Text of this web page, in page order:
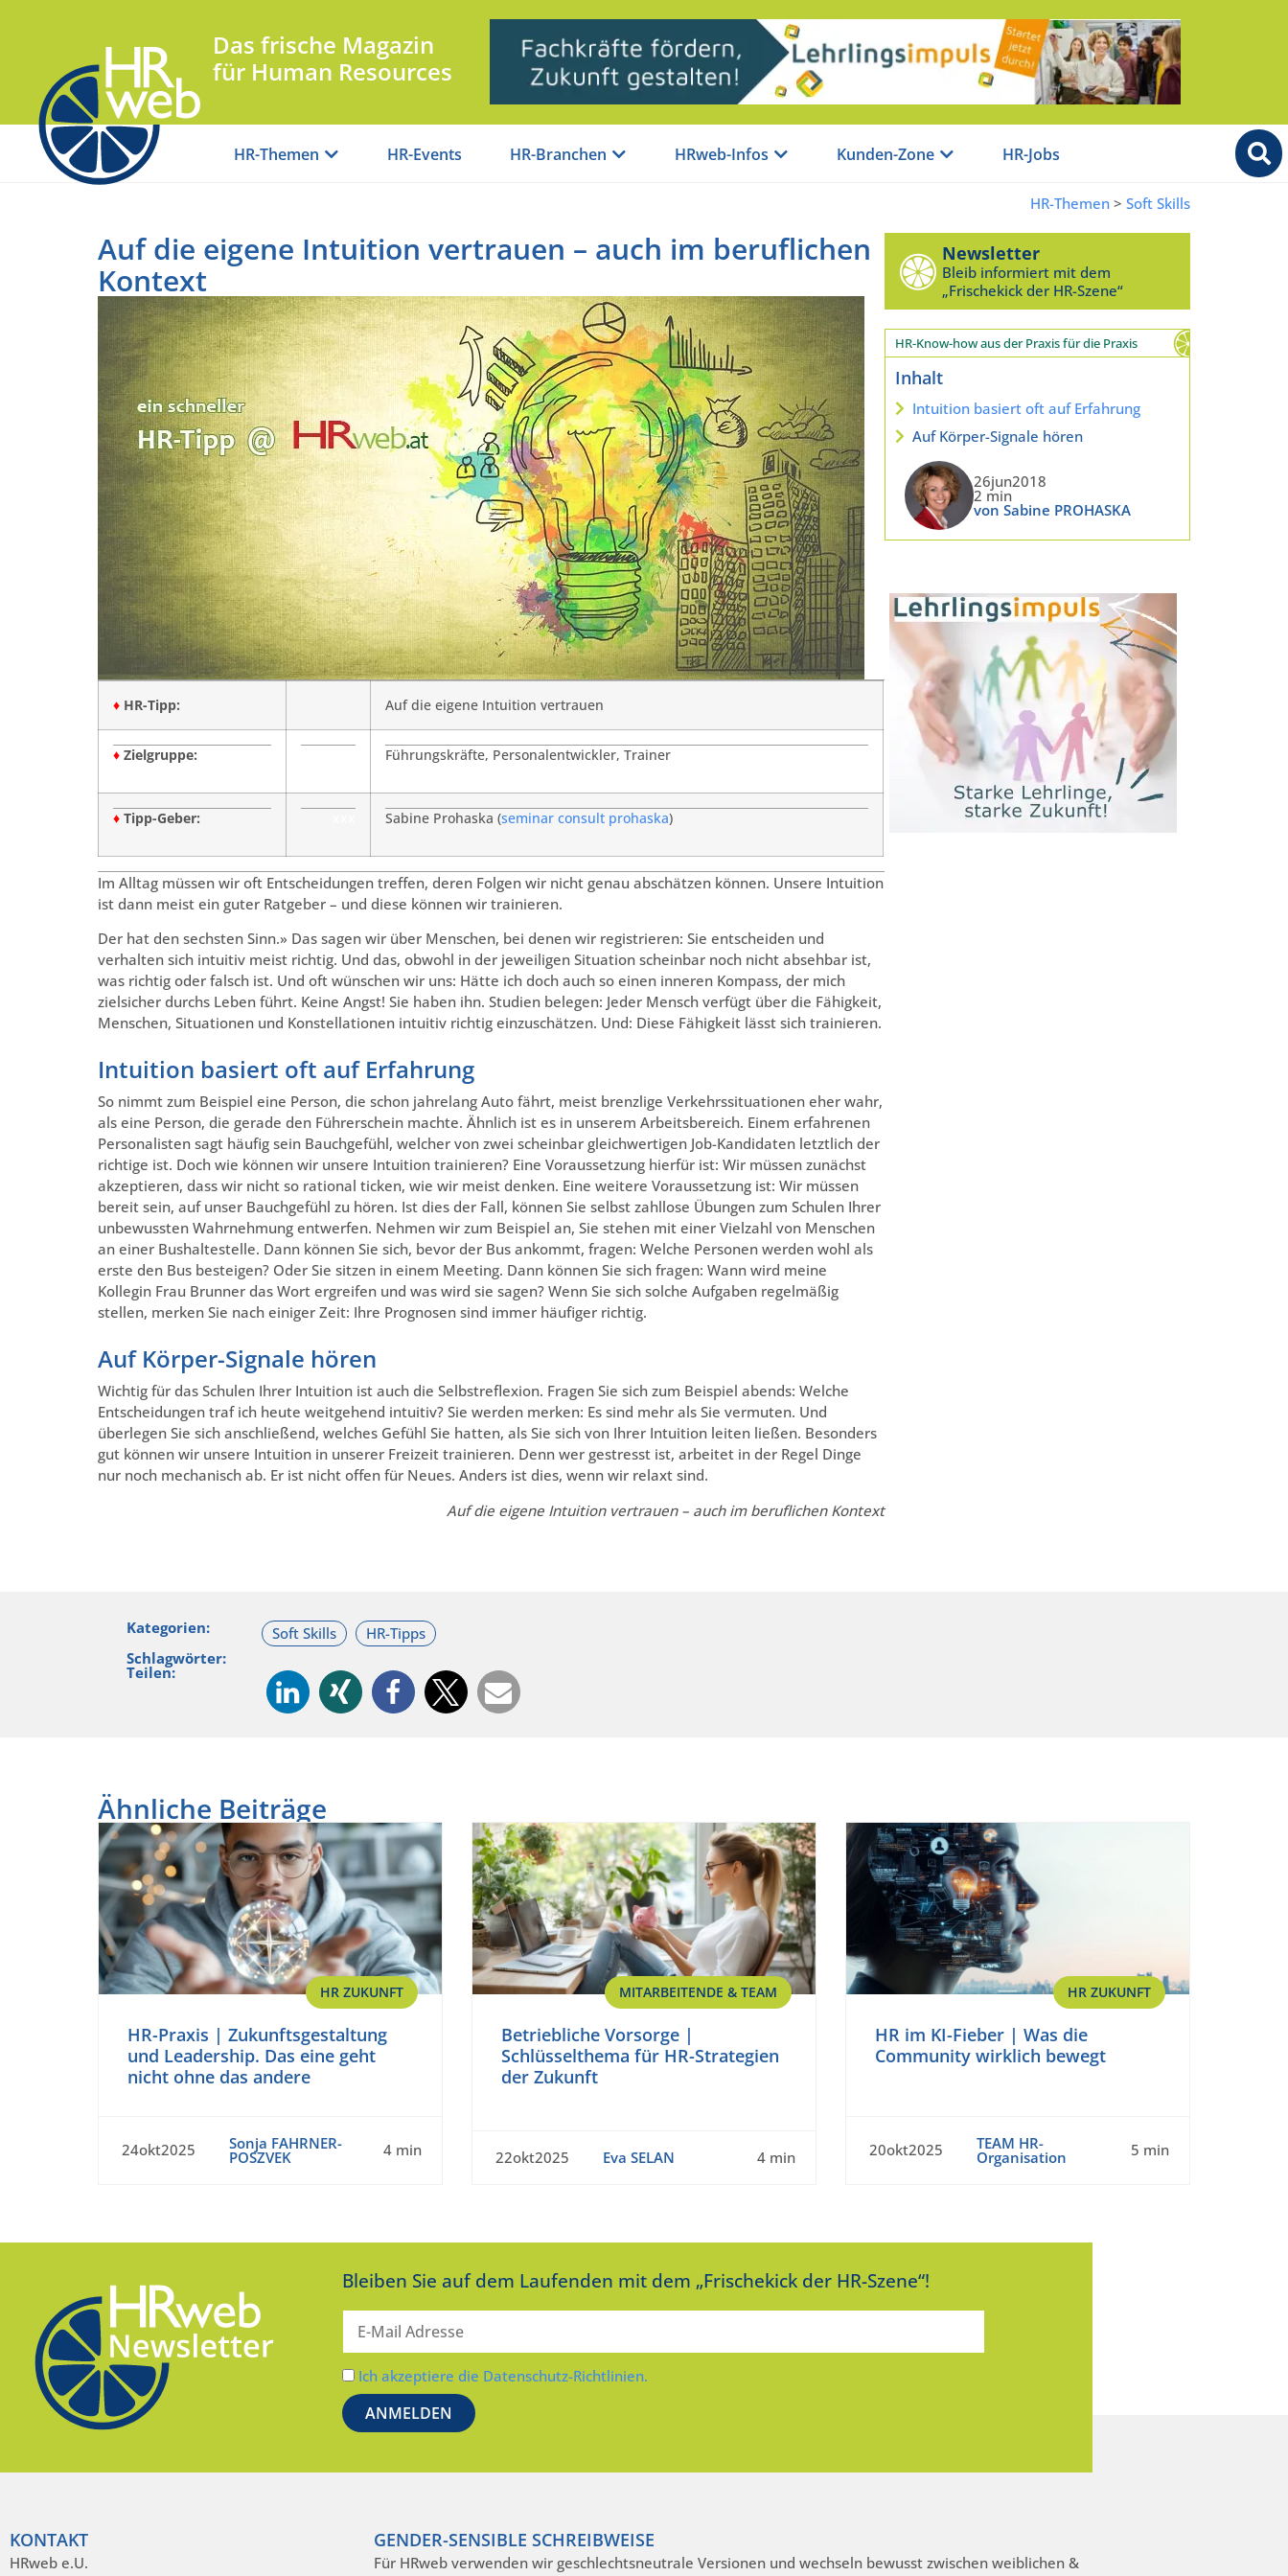
Das frische Magazin
für Human Resources
HR-Themen HR-Events HR-Branchen HRweb-Infos Kunden-Zone HR-Jobs
HR-Themen > Soft Skills
Auf die eigene Intuition vertrauen – auch im beruflichen
Kontext
♦ HR-Tipp: Auf die eigene Intuition vertrauen
♦ Zielgruppe: Führungskräfte, Personalentwickler, Trainer
♦ Tipp-Geber: Sabine Prohaska (seminar consult prohaska)
Im Alltag müssen wir oft Entscheidungen treffen, deren Folgen wir nicht genau abschätzen können. Unsere Intuition
ist dann meist ein guter Ratgeber – und diese können wir trainieren.
Der hat den sechsten Sinn.» Das sagen wir über Menschen, bei denen wir registrieren: Sie entscheiden und
verhalten sich intuitiv meist richtig. Und das, obwohl in der jeweiligen Situation scheinbar noch nicht absehbar ist,
was richtig oder falsch ist. Und oft wünschen wir uns: Hätte ich doch auch so einen inneren Kompass, der mich
zielsicher durchs Leben führt. Keine Angst! Sie haben ihn. Studien belegen: Jeder Mensch verfügt über die Fähigkeit,
Menschen, Situationen und Konstellationen intuitiv richtig einzuschätzen. Und: Diese Fähigkeit lässt sich trainieren.
Intuition basiert oft auf Erfahrung
So nimmt zum Beispiel eine Person, die schon jahrelang Auto fährt, meist brenzlige Verkehrssituationen eher wahr,
als eine Person, die gerade den Führerschein machte. Ähnlich ist es in unserem Arbeitsbereich. Einem erfahrenen
Personalisten sagt häufig sein Bauchgefühl, welcher von zwei scheinbar gleichwertigen Job-Kandidaten letztlich der
richtige ist. Doch wie können wir unsere Intuition trainieren? Eine Voraussetzung hierfür ist: Wir müssen zunächst
akzeptieren, dass wir nicht so rational ticken, wie wir meist denken. Eine weitere Voraussetzung ist: Wir müssen
bereit sein, auf unser Bauchgefühl zu hören. Ist dies der Fall, können Sie selbst zahllose Übungen zum Schulen Ihrer
unbewussten Wahrnehmung entwerfen. Nehmen wir zum Beispiel an, Sie stehen mit einer Vielzahl von Menschen
an einer Bushaltestelle. Dann können Sie sich, bevor der Bus ankommt, fragen: Welche Personen werden wohl als
erste den Bus besteigen? Oder Sie sitzen in einem Meeting. Dann können Sie sich fragen: Wann wird meine
Kollegin Frau Brunner das Wort ergreifen und was wird sie sagen? Wenn Sie sich solche Aufgaben regelmäßig
stellen, merken Sie nach einiger Zeit: Ihre Prognosen sind immer häufiger richtig.
Auf Körper-Signale hören
Wichtig für das Schulen Ihrer Intuition ist auch die Selbstreflexion. Fragen Sie sich zum Beispiel abends: Welche
Entscheidungen traf ich heute weitgehend intuitiv? Sie werden merken: Es sind mehr als Sie vermuten. Und
überlegen Sie sich anschließend, welches Gefühl Sie hatten, als Sie sich von Ihrer Intuition leiten ließen. Besonders
gut können wir unsere Intuition in unserer Freizeit trainieren. Denn wer gestresst ist, arbeitet in der Regel Dinge
nur noch mechanisch ab. Er ist nicht offen für Neues. Anders ist dies, wenn wir relaxt sind.
Auf die eigene Intuition vertrauen – auch im beruflichen Kontext
Newsletter
Bleib informiert mit dem
„Frischekick der HR-Szene“
HR-Know-how aus der Praxis für die Praxis
Inhalt
Intuition basiert oft auf Erfahrung
Auf Körper-Signale hören
26jun2018
2 min
von Sabine PROHASKA
Kategorien:
Schlagwörter:
Teilen:
Ähnliche Beiträge
HR ZUKUNFT
HR-Praxis | Zukunftsgestaltung
und Leadership. Das eine geht
nicht ohne das andere
24okt2025 Sonja FAHRNER-
POSZVEK 4 min
MITARBEITENDE & TEAM
Betriebliche Vorsorge |
Schlüsselthema für HR-Strategien
der Zukunft
22okt2025 Eva SELAN 4 min
HR ZUKUNFT
HR im KI-Fieber | Was die
Community wirklich bewegt
20okt2025 TEAM HR-
Organisation 5 min
Bleiben Sie auf dem Laufenden mit dem „Frischekick der HR-Szene“!
Ich akzeptiere die Datenschutz-Richtlinien.
KONTAKT
HRweb e.U.
GENDER-SENSIBLE SCHREIBWEISE
Für HRweb verwenden wir geschlechtsneutrale Versionen und wechseln bewusst zwischen weiblichen &